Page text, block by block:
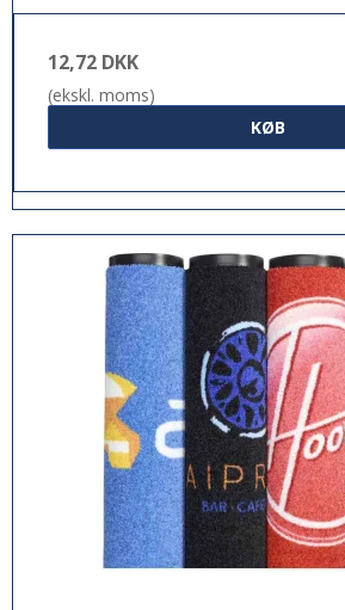
12,72 DKK
(ekskl. moms)
KØB